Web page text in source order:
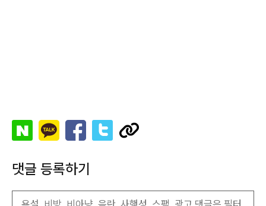
댓글 등록하기